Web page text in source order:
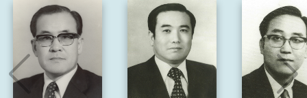
기록물 아카이브
사진 아카이브 문서 기록물 행정박물 영상 기록물